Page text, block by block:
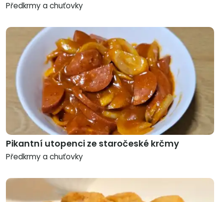
Předkrmy a chuťovky
Pikantní utopenci ze staročeské krčmy
Předkrmy a chuťovky